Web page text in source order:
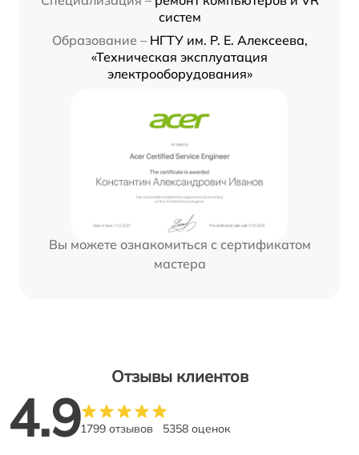
систем
Образование – НГТУ им. Р. Е. Алексеева,
«Техническая эксплуатация
электрооборудования»
Вы можете ознакомиться с сертификатом
мастера
Отзывы клиентов
4.91799 отзывов 5358 оценок